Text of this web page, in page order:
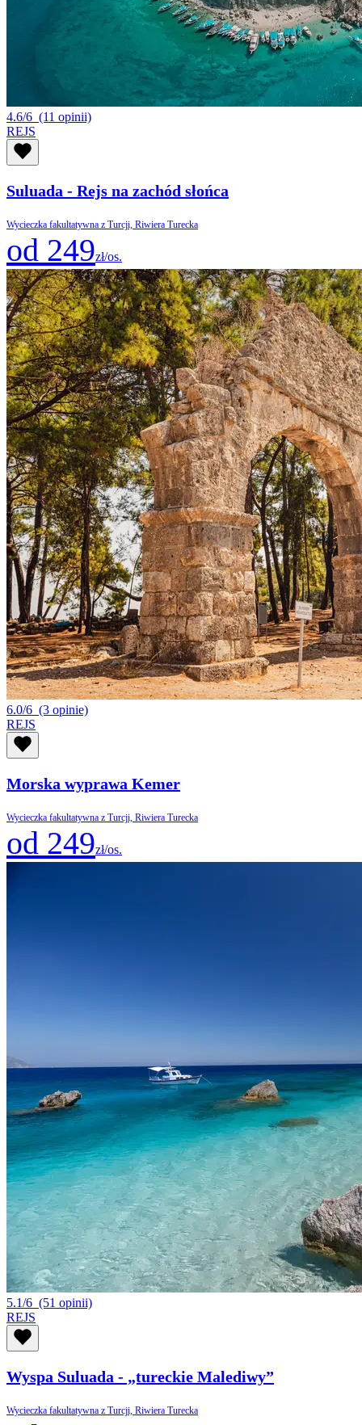
4.6/6 (11 opinii)
REJS
Suluada - Rejs na zachód słońca
Wycieczka fakultatywna z Turcji, Riwiera Turecka
od 249zł/os.
6.0/6 (3 opinie)
REJS
Morska wyprawa Kemer
Wycieczka fakultatywna z Turcji, Riwiera Turecka
od 249zł/os.
5.1/6 (51 opinii)
REJS
Wyspa Suluada - „tureckie Malediwy”
Wycieczka fakultatywna z Turcji, Riwiera Turecka